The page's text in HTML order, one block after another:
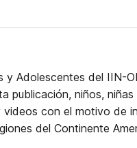
y Adolescentes del IIN-
publicación, niños,
videos con el motivo de
del Continente